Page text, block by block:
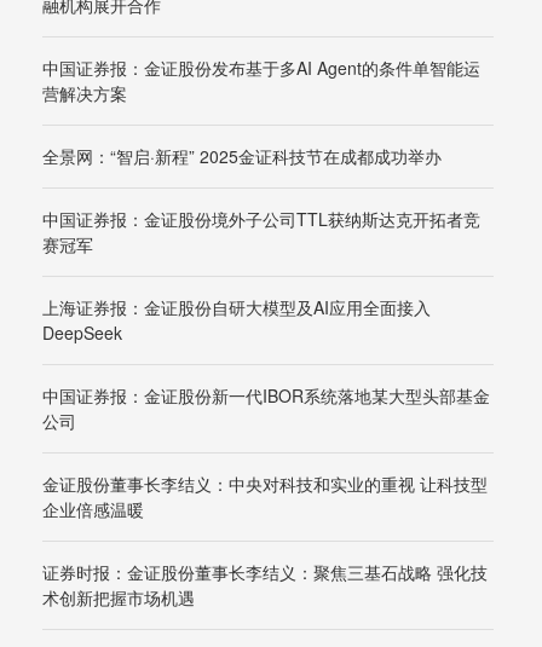
融机构展开合作
中国证券报：金证股份发布基于多AI Agent的条件单智能运
营解决方案
全景网：“智启·新程” 2025金证科技节在成都成功举办
中国证券报：金证股份境外子公司TTL获纳斯达克开拓者竞
赛冠军
上海证券报：金证股份自研大模型及AI应用全面接入
DeepSeek
中国证券报：金证股份新一代IBOR系统落地某大型头部基金
公司
金证股份董事长李结义：中央对科技和实业的重视 让科技型
企业倍感温暖
证券时报：金证股份董事长李结义：聚焦三基石战略 强化技
术创新把握市场机遇